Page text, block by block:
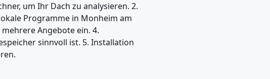
um Ihr Dach zu analysieren. 2.
Programme in Monheim am
Angebote ein. 4.
sinnvoll ist. 5. Installation